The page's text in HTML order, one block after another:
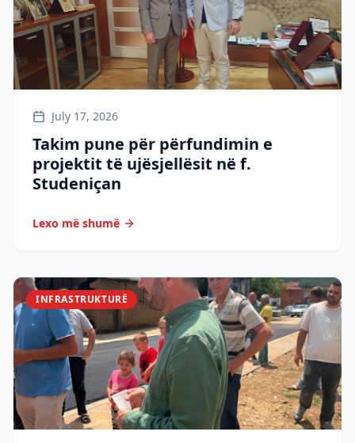
July 17, 2026
Takim pune për përfundimin e
projektit të ujësjellësit në f.
Studeniçan
Lexo më shumë
INFRASTRUKTURË